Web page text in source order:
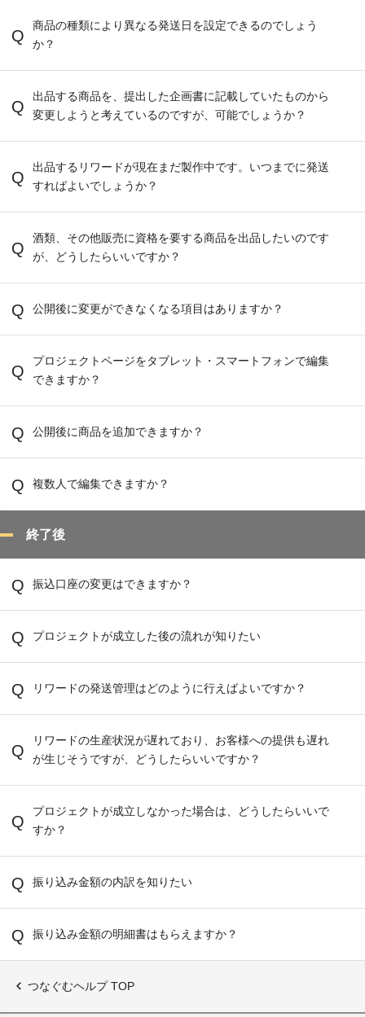
商品の種類により異なる発送日を設定できるのでしょう
か？
出品する商品を、提出した企画書に記載していたものから
変更しようと考えているのですが、可能でしょうか？
出品するリワードが現在まだ製作中です。いつまでに発送
すればよいでしょうか？
酒類、その他販売に資格を要する商品を出品したいのです
が、どうしたらいいですか？
公開後に変更ができなくなる項目はありますか？
プロジェクトページをタブレット・スマートフォンで編集
できますか？
公開後に商品を追加できますか？
複数人で編集できますか？
終了後
振込口座の変更はできますか？
プロジェクトが成立した後の流れが知りたい
リワードの発送管理はどのように行えばよいですか？
リワードの生産状況が遅れており、お客様への提供も遅れ
が生じそうですが、どうしたらいいですか？
プロジェクトが成立しなかった場合は、どうしたらいいで
すか？
振り込み金額の内訳を知りたい
振り込み金額の明細書はもらえますか？
つなぐむヘルプ TOP